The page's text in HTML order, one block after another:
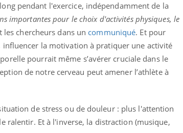
pendant l'exercice, indépendamment de la
importantes pour le choix d'activités physiques, le
les chercheurs dans un communiqué. Et pour
la motivation à pratiquer une activité
pourrait même s’avérer cruciale dans le
de notre cerveau peut amener l’athlète à
de stress ou de douleur : plus l'attention
ralentir. Et à l'inverse, la distraction (musique,
de
de Un établissement lié à un groupe
mutualiste innove en matière de bilan de
santé : l'utilisation d'un « jumeau
numérique » permet ...